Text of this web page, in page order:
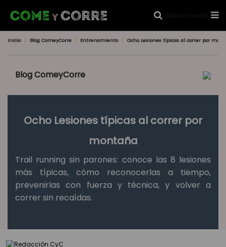
Iniciar sesión
Inicio Blog ComeyCorre Entrenamiento Ocho Lesiones típicas al correr por
Blog ComeyCorre
Ocho Lesiones típicas al correr por
montaña
Trail running sin parones: conoce las 8 lesiones
más típicas, cómo reconocerlas a tiempo,
prevenirlas con fuerza y técnica, y volver a
correr sin recaídas.